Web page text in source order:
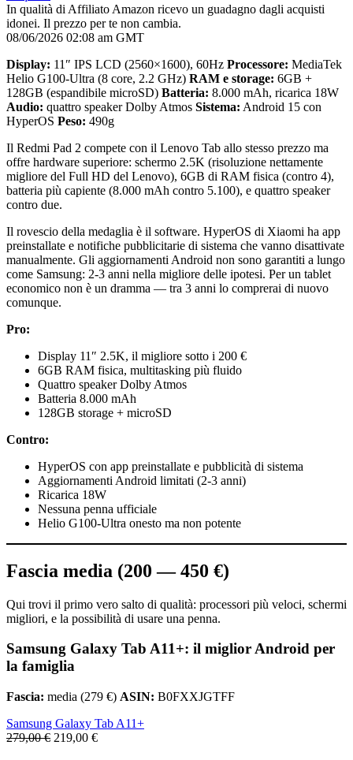
In qualità di Affiliato Amazon ricevo un guadagno dagli acquisti
idonei. Il prezzo per te non cambia.
08/06/2026 02:08 am GMT
Display: 11″ IPS LCD (2560×1600), 60Hz Processore: MediaTek
Helio G100-Ultra (8 core, 2.2 GHz) RAM e storage: 6GB +
128GB (espandibile microSD) Batteria: 8.000 mAh, ricarica 18W
Audio: quattro speaker Dolby Atmos Sistema: Android 15 con
HyperOS Peso: 490g
Il Redmi Pad 2 compete con il Lenovo Tab allo stesso prezzo ma
offre hardware superiore: schermo 2.5K (risoluzione nettamente
migliore del Full HD del Lenovo), 6GB di RAM fisica (contro 4),
batteria più capiente (8.000 mAh contro 5.100), e quattro speaker
contro due.
Il rovescio della medaglia è il software. HyperOS di Xiaomi ha app
preinstallate e notifiche pubblicitarie di sistema che vanno disattivate
manualmente. Gli aggiornamenti Android non sono garantiti a lungo
come Samsung: 2-3 anni nella migliore delle ipotesi. Per un tablet
economico non è un dramma — tra 3 anni lo comprerai di nuovo
comunque.
Pro:
Display 11″ 2.5K, il migliore sotto i 200 €
6GB RAM fisica, multitasking più fluido
Quattro speaker Dolby Atmos
Batteria 8.000 mAh
128GB storage + microSD
Contro:
HyperOS con app preinstallate e pubblicità di sistema
Aggiornamenti Android limitati (2-3 anni)
Ricarica 18W
Nessuna penna ufficiale
Helio G100-Ultra onesto ma non potente
Fascia media (200 — 450 €)
Qui trovi il primo vero salto di qualità: processori più veloci, schermi
migliori, e la possibilità di usare una penna.
Samsung Galaxy Tab A11+: il miglior Android per
la famiglia
Fascia: media (279 €) ASIN: B0FXXJGTFF
Samsung Galaxy Tab A11+
279,00 € 219,00 €